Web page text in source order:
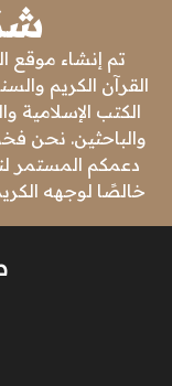
تم إنشاء موقع
القرآن الكريم
الكتب الإسلامية
والباحثين. نحن
دعمكم المستمر
خالصًا لوجهه